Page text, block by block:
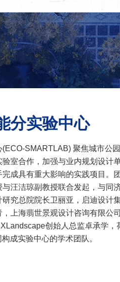
园林学等
境生态与节
向吻合，应
会经济意义
。2025年度
，每项课题
（2025年12
。序号课题
哈
间识别技术
琳副教授
式与空间配
蔡萌讲师高
绪异质性影
大学陈神飞
控的阅读光
首
行为视角下
分实验中心
SMARTLAB) 聚焦城市公
室合作，加强与业内规划设计
成具有重大影响的实践项目。
汪洁琼副教授联合发起，与同
究总院院长卫丽亚，启迪设计
上海翡世景观设计咨询有限公
创始人总监卓承学
成实验中心的学术团队。